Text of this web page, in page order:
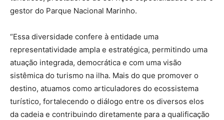
gestor do Parque Nacional Marinho.
“Essa diversidade confere à entidade uma
representatividade ampla e estratégica, permitindo uma
atuação integrada, democrática e com uma visão
sistêmica do turismo na ilha. Mais do que promover o
destino, atuamos como articuladores do ecossistema
turístico, fortalecendo o diálogo entre os diversos elos
da cadeia e contribuindo diretamente para a qualificação